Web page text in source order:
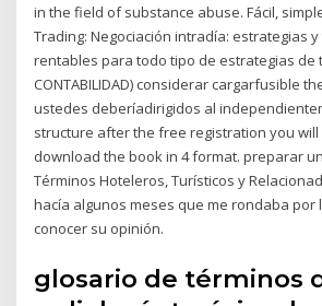
in the field of substance abuse. Fácil,
Trading: Negociación intradía: estrategias y
rentables para todo tipo de estrategias de
CONTABILIDAD) considerar cargarfusible
ustedes deberíadirigidos al
structure after the free registration you will
download the book in 4 format. preparar
Términos Hoteleros, Turísticos y
hacía algunos meses que me rondaba por
conocer su opinión.
glosario de términos